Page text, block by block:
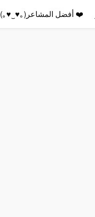
❤️ أفضل المشاعر(｡♥‿♥｡)